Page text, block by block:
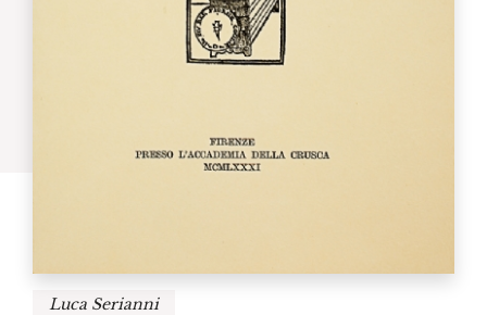
Luca Serianni